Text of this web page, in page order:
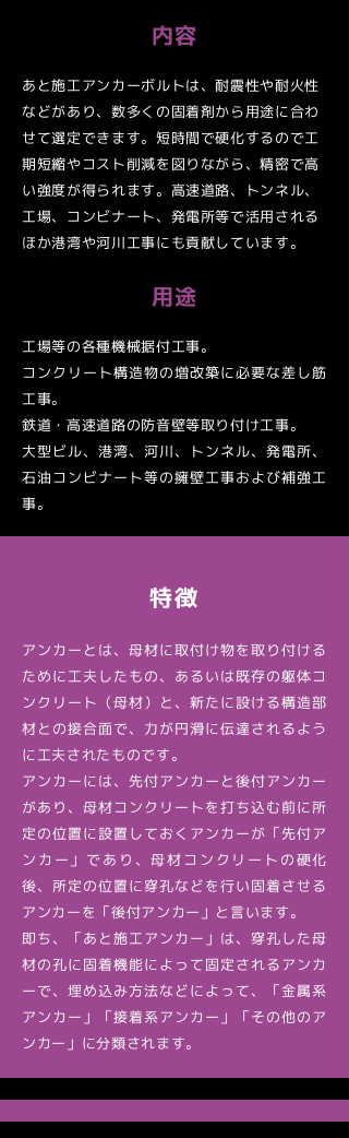
内容
あと施工アンカーボルトは、耐震性や耐火性
などがあり、数多くの固着剤から用途に合わ
せて選定できます。短時間で硬化するので工
期短縮やコスト削減を図りながら、精密で高
い強度が得られます。高速道路、トンネル、
工場、コンビナート、発電所等で活用される
ほか港湾や河川工事にも貢献しています。
​用途
工場等の各種機械据付工事。
コンクリート構造物の増改築に必要な差し筋
工事。
鉄道・高速道路の防音壁等取り付け工事。
大型ビル、港湾、河川、トンネル、発電所、
石油コンビナート等の擁壁工事および補強工
事。
特徴
アンカーとは、母材に取付け物を取り付ける
ために工夫したもの、あるいは既存の躯体コ
ンクリート（母材）と、新たに設ける構造部
材との接合面で、力が円滑に伝達されるよう
に工夫されたものです。
アンカーには、先付アンカーと後付アンカー
があり、母材コンクリートを打ち込む前に所
定の位置に設置しておくアンカーが「先付ア
ンカー」であり、母材コンクリートの硬化
後、所定の位置に穿孔などを行い固着させる
アンカーを「後付アンカー」と言います。
即ち、「あと施工アンカー」は、穿孔した母
材の孔に固着機能によって固定されるアンカ
ーで、埋め込み方法などによって、「金属系
アンカー」「接着系アンカー」「その他のア
ンカー」に分類されます。